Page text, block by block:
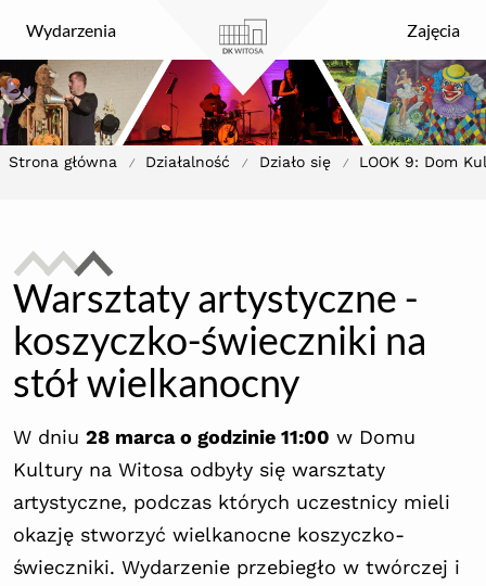
Wydarzenia Zajęcia
Strona główna / Działalność / Działo się / LOOK 9: Dom
Warsztaty artystyczne -
koszyczko-świeczniki na
stół wielkanocny
W dniu 28 marca o godzinie 11:00 w Domu
Kultury na Witosa odbyły się warsztaty
artystyczne, podczas których uczestnicy mieli
okazję stworzyć wielkanocne koszyczko-
świeczniki. Wydarzenie przebiegło w twórczej i